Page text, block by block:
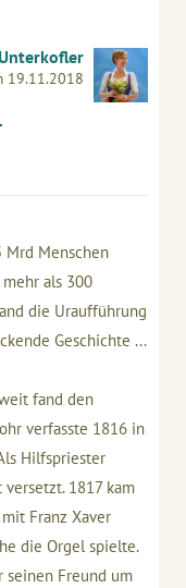
19.11.2018
Menschen
als 300
die Uraufführung
Geschichte ...
fand den
verfasste 1816 in
Hilfspriester
1817 kam
Franz Xaver
die Orgel spielte.
seinen Freund um